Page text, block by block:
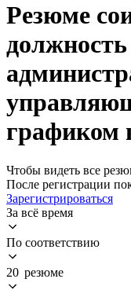
Резюме
должность
графиком
Чтобы видеть все
После регистрации
Зарегистрироваться
За всё время
По соответствию
20 резюме